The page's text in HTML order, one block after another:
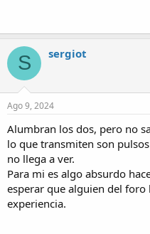
S sergiot
Ago 9, 2024
Alumbran los dos, pero no
lo que transmiten son
no llega a ver.
Para mi es algo absurdo
esperar que alguien del foro
experiencia.